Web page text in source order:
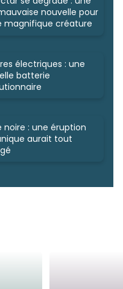
nouvelle pour
magnifique créature
électriques : une
batterie
noire : une éruption
aurait tout